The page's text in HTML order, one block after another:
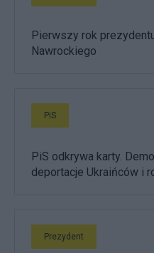
Pierwszy rok
Nawrockiego
PiS
PiS odkrywa karty.
deportacje Ukraińców i
Prezydent